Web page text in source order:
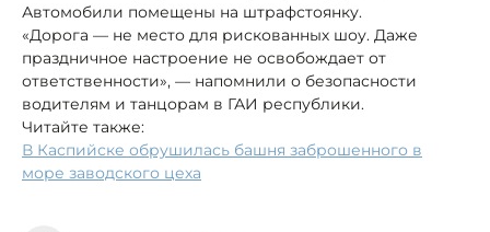
Автомобили помещены на штрафстоянку.
«Дорога — не место для рискованных шоу. Даже
праздничное настроение не освобождает от
ответственности», — напомнили о безопасности
водителям и танцорам в ГАИ республики.
Читайте также:
В Каспийске обрушилась башня заброшенного в
море заводского цеха